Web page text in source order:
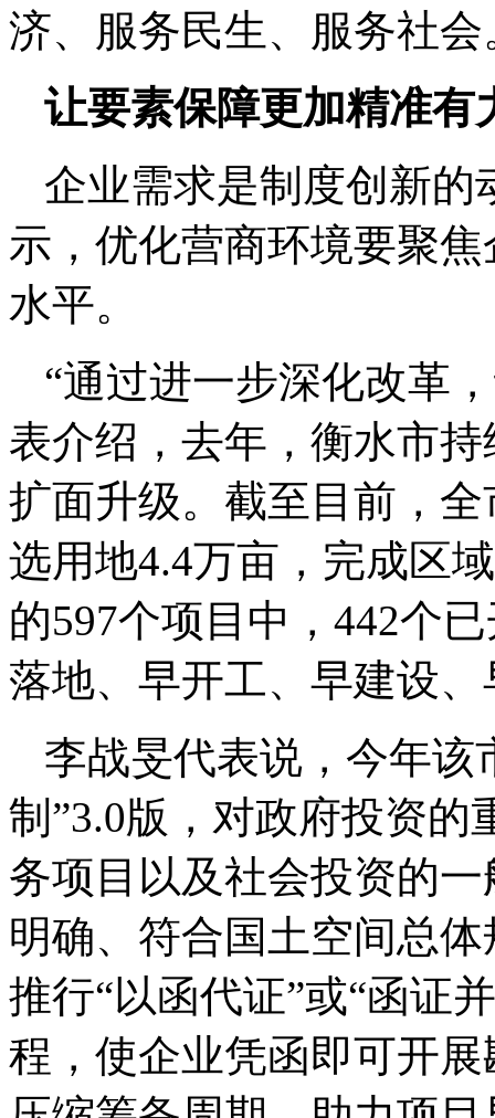
济、服务民生、服务社会
让要素保障更加精准有
企业需求是制度创新的
示，优化营商环境要聚
水平。
“通过进一步深化改革
表介绍，去年，衡水市
扩面升级。截至目前，
选用地4.4万亩，完成区
的597个项目中，442个
落地、早开工、早建设
李战旻代表说，今年该
制”3.0版，对政府投资
务项目以及社会投资的
明确、符合国土空间总
推行“以函代证”或“函证
程，使企业凭函即可开